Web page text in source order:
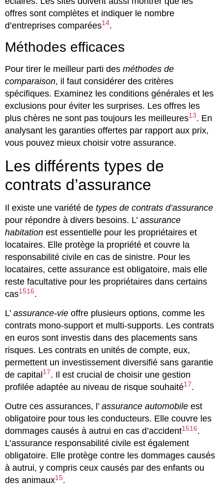
offres sont complètes et indiquer le nombre
d’entreprises comparées14.
Méthodes efficaces
Pour tirer le meilleur parti des méthodes de
comparaison, il faut considérer des critères
spécifiques. Examinez les conditions générales et les
exclusions pour éviter les surprises. Les offres les
plus chères ne sont pas toujours les meilleures13. En
analysant les garanties offertes par rapport aux prix,
vous pouvez mieux choisir votre assurance.
Les différents types de
contrats d’assurance
Il existe une variété de types de contrats d’assurance
pour répondre à divers besoins. L’ assurance
habitation est essentielle pour les propriétaires et
locataires. Elle protège la propriété et couvre la
responsabilité civile en cas de sinistre. Pour les
locataires, cette assurance est obligatoire, mais elle
reste facultative pour les propriétaires dans certains
cas1516.
L’ assurance-vie offre plusieurs options, comme les
contrats mono-support et multi-supports. Les contrats
en euros sont investis dans des placements sans
risques. Les contrats en unités de compte, eux,
permettent un investissement diversifié sans garantie
de capital17. Il est crucial de choisir une gestion
profilée adaptée au niveau de risque souhaité17.
Outre ces assurances, l’ assurance automobile est
obligatoire pour tous les conducteurs. Elle couvre les
dommages causés à autrui en cas d’accident1516.
L’assurance responsabilité civile est également
obligatoire. Elle protège contre les dommages causés
à autrui, y compris ceux causés par des enfants ou
des animaux15.